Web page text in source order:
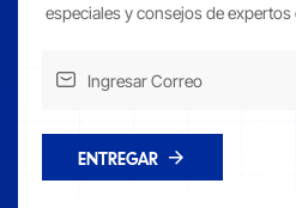
especiales y consejos de expertos
ENTREGAR